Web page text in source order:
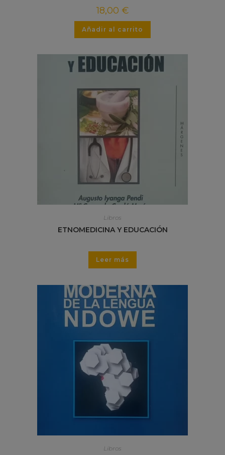
18,00 €
Añadir al carrito
Libros
ETNOMEDICINA Y EDUCACIÓN
Leer más
Libros